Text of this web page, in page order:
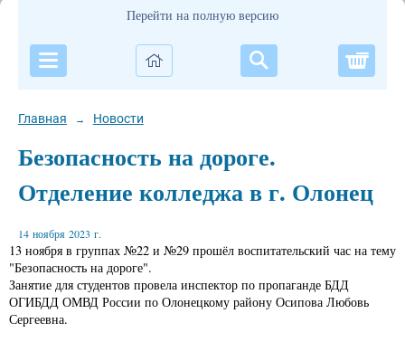
Перейти на полную версию
Главная → Новости
Безопасность на дороге.
Отделение колледжа в г. Олонец
14 ноября 2023 г.
13 ноября в группах №22 и №29 прошёл воспитательский час на тему
"Безопасность на дороге".
Занятие для студентов провела инспектор по пропаганде БДД
ОГИБДД ОМВД России по Олонецкому району Осипова Любовь
Сергеевна.